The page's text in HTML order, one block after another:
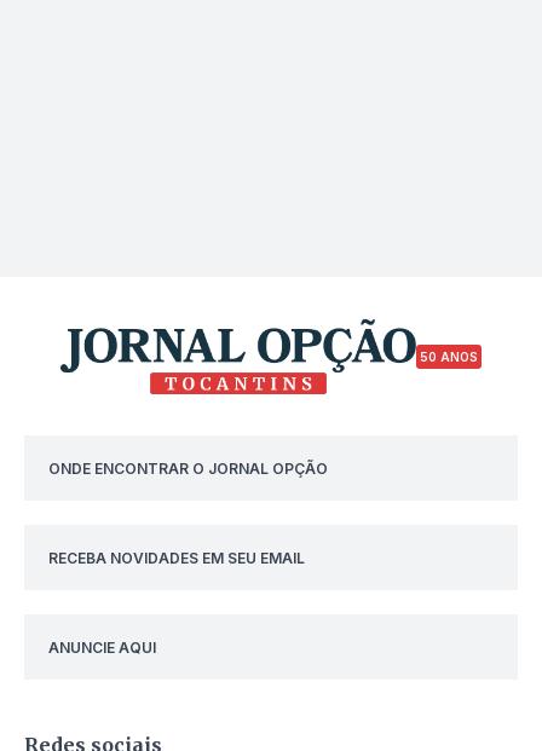
50 ANOS
ONDE ENCONTRAR O JORNAL OPÇÃO
RECEBA NOVIDADES EM SEU EMAIL
ANUNCIE AQUI
Redes sociais